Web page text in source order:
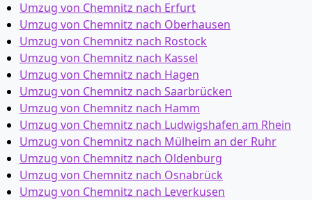
Umzug von Chemnitz nach Erfurt
Umzug von Chemnitz nach Oberhausen
Umzug von Chemnitz nach Rostock
Umzug von Chemnitz nach Kassel
Umzug von Chemnitz nach Hagen
Umzug von Chemnitz nach Saarbrücken
Umzug von Chemnitz nach Hamm
Umzug von Chemnitz nach Ludwigshafen am Rhein
Umzug von Chemnitz nach Mülheim an der Ruhr
Umzug von Chemnitz nach Oldenburg
Umzug von Chemnitz nach Osnabrück
Umzug von Chemnitz nach Leverkusen